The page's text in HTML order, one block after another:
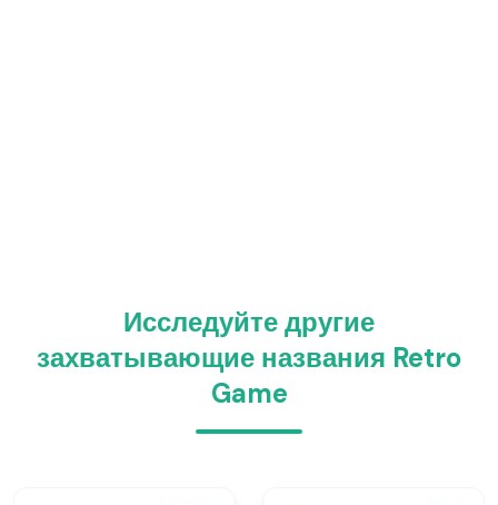
Исследуйте другие
захватывающие названия Retro
Game